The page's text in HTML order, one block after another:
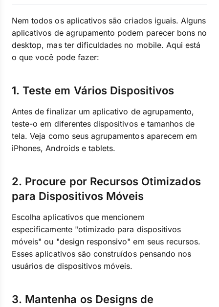
Nem todos os aplicativos são criados iguais. Alguns
aplicativos de agrupamento podem parecer bons no
desktop, mas ter dificuldades no mobile. Aqui está
o que você pode fazer:
1. Teste em Vários Dispositivos
Antes de finalizar um aplicativo de agrupamento,
teste-o em diferentes dispositivos e tamanhos de
tela. Veja como seus agrupamentos aparecem em
iPhones, Androids e tablets.
2. Procure por Recursos Otimizados
para Dispositivos Móveis
Escolha aplicativos que mencionem
especificamente "otimizado para dispositivos
móveis" ou "design responsivo" em seus recursos.
Esses aplicativos são construídos pensando nos
usuários de dispositivos móveis.
3. Mantenha os Designs de